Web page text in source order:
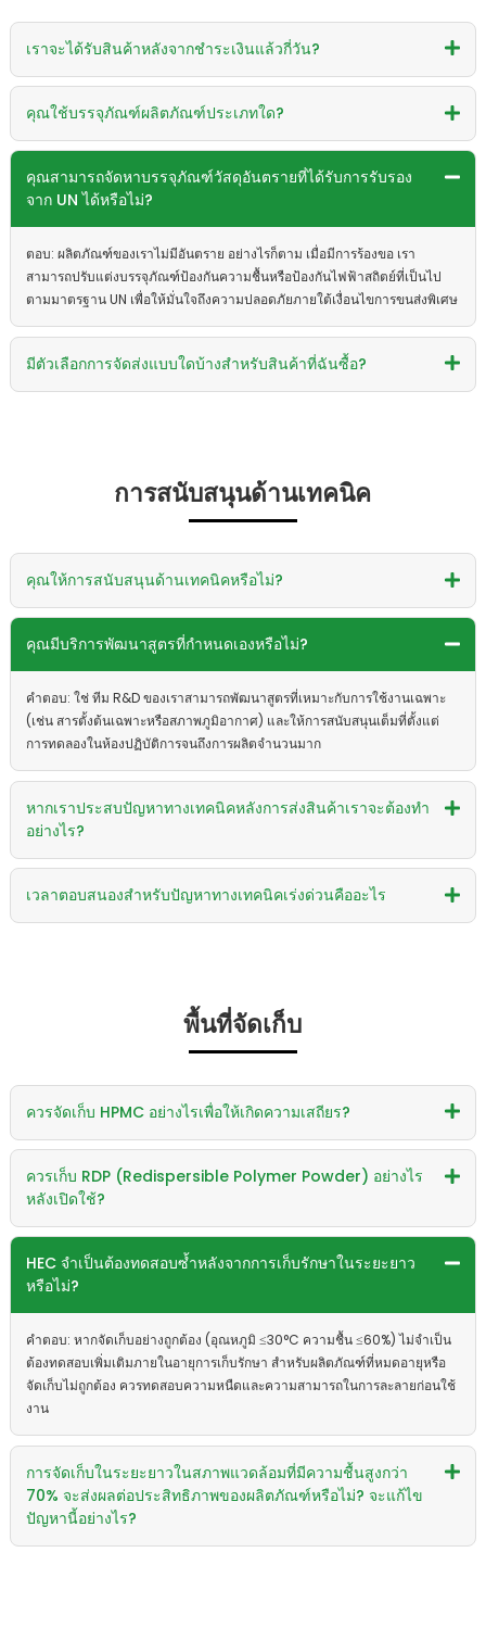
เราจะได้รับสินค้าหลังจากชำระเงินแล้วกี่วัน?
คุณใช้บรรจุภัณฑ์ผลิตภัณฑ์ประเภทใด?
คุณสามารถจัดหาบรรจุภัณฑ์วัสดุอันตรายที่ได้รับการรับรอง
จาก UN ได้หรือไม่?
ตอบ: ผลิตภัณฑ์ของเราไม่มีอันตราย อย่างไรก็ตาม เมื่อมีการร้องขอ เรา
สามารถปรับแต่งบรรจุภัณฑ์ป้องกันความชื้นหรือป้องกันไฟฟ้าสถิตย์ที่เป็นไป
ตามมาตรฐาน UN เพื่อให้มั่นใจถึงความปลอดภัยภายใต้เงื่อนไขการขนส่งพิเศษ
มีตัวเลือกการจัดส่งแบบใดบ้างสำหรับสินค้าที่ฉันซื้อ?
การสนับสนุนด้านเทคนิค
คุณให้การสนับสนุนด้านเทคนิคหรือไม่?
คุณมีบริการพัฒนาสูตรที่กำหนดเองหรือไม่?
คำตอบ: ใช่ ทีม R&D ของเราสามารถพัฒนาสูตรที่เหมาะกับการใช้งานเฉพาะ
(เช่น สารตั้งต้นเฉพาะหรือสภาพภูมิอากาศ) และให้การสนับสนุนเต็มที่ตั้งแต่
การทดลองในห้องปฏิบัติการจนถึงการผลิตจำนวนมาก
หากเราประสบปัญหาทางเทคนิคหลังการส่งสินค้าเราจะต้องทำ
อย่างไร?
เวลาตอบสนองสำหรับปัญหาทางเทคนิคเร่งด่วนคืออะไร
พื้นที่จัดเก็บ
ควรจัดเก็บ HPMC อย่างไรเพื่อให้เกิดความเสถียร?
ควรเก็บ RDP (Redispersible Polymer Powder) อย่างไร
หลังเปิดใช้?
HEC จำเป็นต้องทดสอบซ้ำหลังจากการเก็บรักษาในระยะยาว
หรือไม่?
คำตอบ: หากจัดเก็บอย่างถูกต้อง (อุณหภูมิ ≤30°C ความชื้น ≤60%) ไม่จำเป็น
ต้องทดสอบเพิ่มเติมภายในอายุการเก็บรักษา สำหรับผลิตภัณฑ์ที่หมดอายุหรือ
จัดเก็บไม่ถูกต้อง ควรทดสอบความหนืดและความสามารถในการละลายก่อนใช้
งาน
การจัดเก็บในระยะยาวในสภาพแวดล้อมที่มีความชื้นสูงกว่า
70% จะส่งผลต่อประสิทธิภาพของผลิตภัณฑ์หรือไม่? จะแก้ไข
ปัญหานี้อย่างไร?